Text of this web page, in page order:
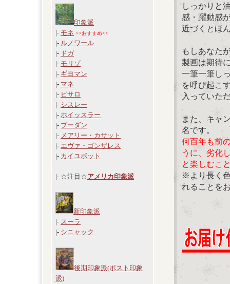
印象派
|- モネ >>おすすめ<<
|- ルノワール
|- ドガ
|- モリゾ
|- ギヨマン
|- マネ
|- ピサロ
|- シスレー
|- ホイッスラー
|- ブーダン
|- メアリー・カサット
|- エヴァ・ゴンザレス
|- カイユボット
|- ☆注目☆アメリカ印象派
新印象派
|- スーラ
|- シニャック
後期印象派(ポスト印象
派)
しっかりと
感・躍動感
近づくとほ
もしあなた
製画は期待
一筆一筆し
を呼び起こ
入っていた
また、キャ
名です。
何百年も前
うに、劣化
と楽しむこ
※より長く
れることを